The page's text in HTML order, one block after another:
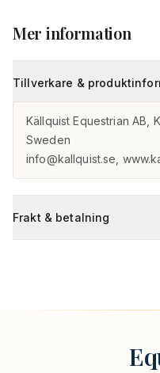
Mer information
Tillverkare &
Källquist Equestrian AB,
Sweden
info@kallquist.se,
Frakt & betalning